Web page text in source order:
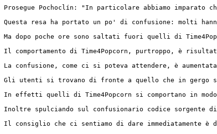
Prosegue Pochoclín: "In particolare abbiamo
Questa resa ha portato un po' di confusione: molti
Ma dopo poche ore sono saltati fuori quelli di
Il comportamento di Time4Popcorn, purtroppo, è
La confusione, come ci si poteva attendere, è
Gli utenti si trovano di fronte a quello che in gergo
In effetti quelli di Time4Popcorn si comportano in
Inoltre spulciando sul confusionario codice sorgente
Il consiglio che ci sentiamo di dare immediatamente